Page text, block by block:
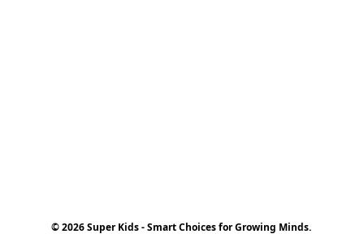
© 2026 Super Kids - Smart Choices for Growing Minds.